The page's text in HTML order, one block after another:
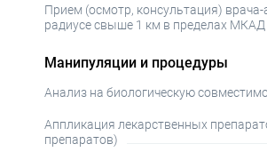
Прием (осмотр, консультация)
радиусе свыше 1 км в пределах
Манипуляции и процедуры
Анализ на биологическую
Аппликация лекарственных
препаратов)